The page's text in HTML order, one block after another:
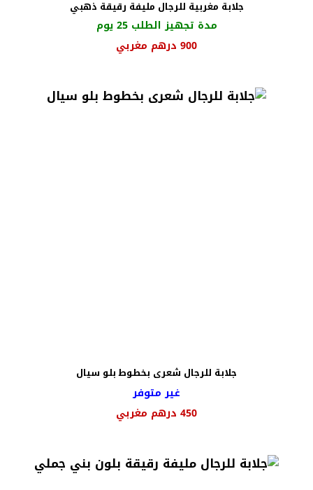
جلابة مغربية للرجال مليفة رقيقة ذهبي
مدة تجهيز الطلب 25 يوم
السعر
1000 درهم
مغربي.
900 درهم مغربي
900 درهم
مغربي.
جلابة للرجال شعرى بخطوط بلو سيال
غير متوفر
450 درهم مغربي